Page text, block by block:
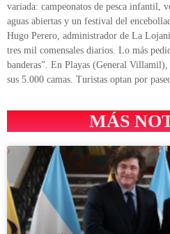
variada: campeonatos de pesca infantil,
aguas abiertas y un festival del
Hugo Perero, administrador de La
tres mil comensales diarios. Lo más
banderas”. En Playas (General
sus 5.000 camas. Turistas optan por
MÁS